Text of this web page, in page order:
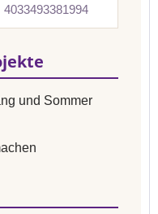
4033493381994
und Sommer